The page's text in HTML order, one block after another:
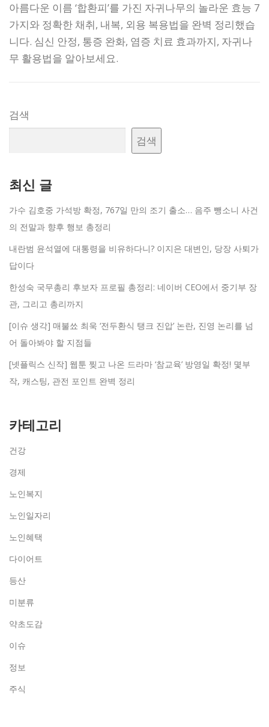
아름다운 이름 ‘합환피’를 가진 자귀나무의 놀라운 효능 7
가지와 정확한 채취, 내복, 외용 복용법을 완벽 정리했습
니다. 심신 안정, 통증 완화, 염증 치료 효과까지, 자귀나
무 활용법을 알아보세요.
검색
검색
최신 글
가수 김호중 가석방 확정, 767일 만의 조기 출소… 음주 뺑소니 사건
의 전말과 향후 행보 총정리
내란범 윤석열에 대통령을 비유하다니? 이지은 대변인, 당장 사퇴가
답이다
한성숙 국무총리 후보자 프로필 총정리: 네이버 CEO에서 중기부 장
관, 그리고 총리까지
[이슈 생각] 매불쑈 최욱 ‘전두환식 탱크 진압’ 논란, 진영 논리를 넘
어 돌아봐야 할 지점들
[넷플릭스 신작] 웹툰 찢고 나온 드라마 ‘참교육’ 방영일 확정! 몇부
작, 캐스팅, 관전 포인트 완벽 정리
카테고리
건강
경제
노인복지
노인일자리
노인혜택
다이어트
등산
미분류
약초도감
이슈
정보
주식